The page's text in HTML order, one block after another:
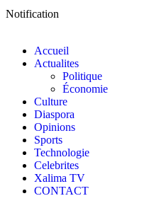
Notification
Accueil
Actualites
Politique
Économie
Culture
Diaspora
Opinions
Sports
Technologie
Celebrites
Xalima TV
CONTACT